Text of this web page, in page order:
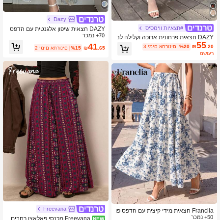
#חצאיות ווימסיס
DAZY חצאית פרחונית ארוכה וקלילה לנ
שים לקיץ, תלבושות חופשה מקושטות לנ
שים בוהו
₪55.20
%20
3 ימים אחרונים
משוער
Franclia חצאית מידי קיצית עם הדפס פו
רצלן כחול ולבן לנשים: בסיס קרם עם דוג
50+ נמכר
Dazy
DAZY חצאית שיפון אלגנטית עם הדפס
פרחוני ומכפלת לנשים, תלבושות חופשה
לנשים קיץ
70+ נמכר
₪41.65
%15 2 ימים אחרונים
Freevana
NEW
Freevana מכנסי פאלאצו רחבים